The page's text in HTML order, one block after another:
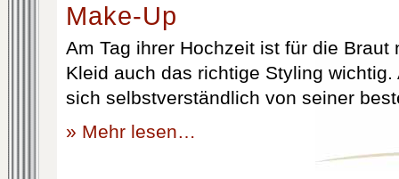
Make-Up
Am Tag ihrer Hochzeit ist für die Braut
Kleid auch das richtige Styling
sich selbstverständlich von seiner
» Mehr lesen…